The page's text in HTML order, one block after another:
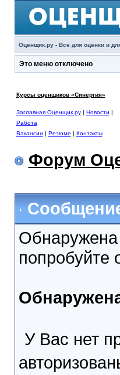
Оценщик.ру - Все для оценки и
Это меню отключено
Курсы оценщиков «Синергия»
Заглавная Оценщик.ру| Новости |
Работа
Вакансии | Резюме | Контакты
Форум
попробуйте
У Вас нет